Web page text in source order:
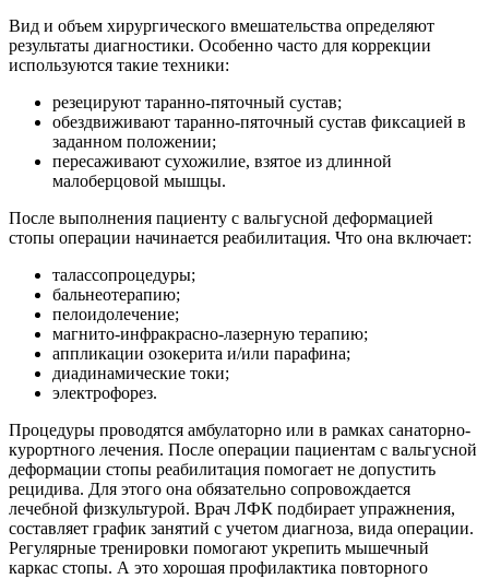
Вид и объем хирургического вмешательства определяют
результаты диагностики. Особенно часто для коррекции
используются такие техники:
резецируют таранно-пяточный сустав;
обездвиживают таранно-пяточный сустав фиксацией в
заданном положении;
пересаживают сухожилие, взятое из длинной
малоберцовой мышцы.
После выполнения пациенту с вальгусной деформацией
стопы операции начинается реабилитация. Что она включает:
талассопроцедуры;
бальнеотерапию;
пелоидолечение;
магнито-инфракрасно-лазерную терапию;
аппликации озокерита и/или парафина;
диадинамические токи;
электрофорез.
Процедуры проводятся амбулаторно или в рамках санаторно-
курортного лечения. После операции пациентам с вальгусной
деформации стопы реабилитация помогает не допустить
рецидива. Для этого она обязательно сопровождается
лечебной физкультурой. Врач ЛФК подбирает упражнения,
составляет график занятий с учетом диагноза, вида операции.
Регулярные тренировки помогают укрепить мышечный
каркас стопы. А это хорошая профилактика повторного